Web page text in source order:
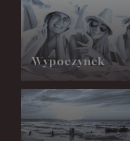
Wypoczynek